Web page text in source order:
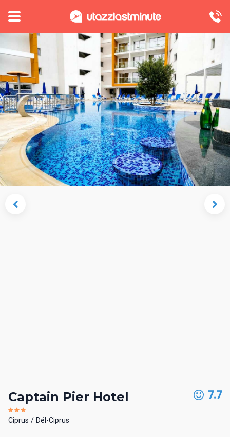
Captain Pier Hotel
Ciprus Dél-Ciprus
7.7